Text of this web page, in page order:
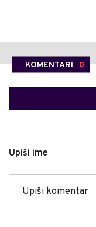
KOMENTARI 0
Upiši ime